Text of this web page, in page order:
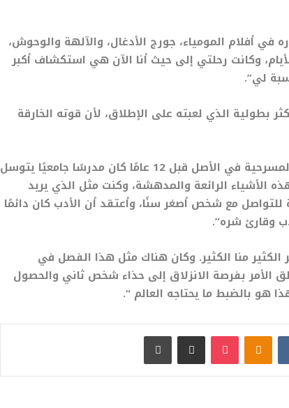
في أفلام المومياء، جورج الأدغال، والآلهة والوحوش،
وكانت رحلتي إلى حيث أنا الآن هي استكشاف أكبر
لي”.
بطولية الذي لعبته على الإطلاق، لأن قوته الخارقة
يتذكر هانتر، الذي قام بكتابة السيناريو، أنه عندما كتب المسرحية في الأصل قبل 12 عامًا كان مدرسًا جامعيًا يتوسل
الأشياء الرائعة والمدهشة، وكنت مثل الذي يريد
مع شخص أصغر سنًا، وأعتقد أن الأدب كان دائمًا
وقارئ شره”.
منا الكثير. وكان هناك مثل هذا الفصل في
الأمر بفرصة الانزلاق إلى حذاء شخص ثاني والحصول
بالضبط ما يحتاجه العالم “.
Odnoklassniki
بوكيت مشاركة عبر البريد طباعة